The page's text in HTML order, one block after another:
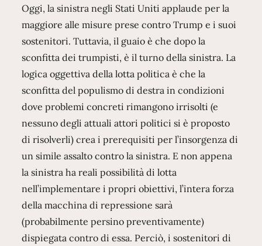
Oggi, la sinistra negli Stati Uniti applaude per la
maggiore alle misure prese contro Trump e i suoi
sostenitori. Tuttavia, il guaio è che dopo la
sconfitta dei trumpisti, è il turno della sinistra. La
logica oggettiva della lotta politica è che la
sconfitta del populismo di destra in condizioni
dove problemi concreti rimangono irrisolti (e
nessuno degli attuali attori politici si è proposto
di risolverli) crea i prerequisiti per l’insorgenza di
un simile assalto contro la sinistra. E non appena
la sinistra ha reali possibilità di lotta
nell’implementare i propri obiettivi, l’intera forza
della macchina di repressione sarà
(probabilmente persino preventivamente)
dispiegata contro di essa. Perciò, i sostenitori di